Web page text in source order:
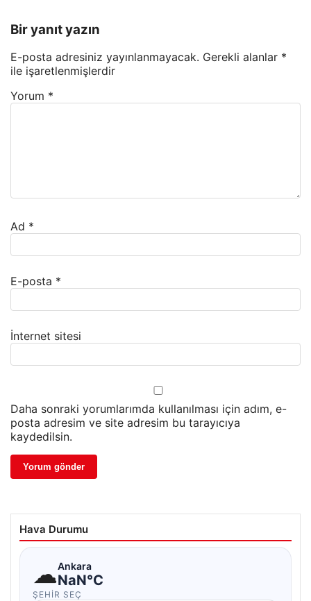
Bir yanıt yazın
E-posta adresiniz yayınlanmayacak. Gerekli alanlar *
ile işaretlenmişlerdir
Yorum *
Ad *
E-posta *
İnternet sitesi
Daha sonraki yorumlarımda kullanılması için adım, e-
posta adresim ve site adresim bu tarayıcıya
kaydedilsin.
Hava Durumu
☁Ankara
NaN°C
ŞEHIR SEÇ